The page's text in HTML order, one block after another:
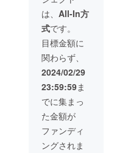
4.5
A301
寸、形
や生地
選びな
ど相談
をさせ
て頂き
ます。
ブ
ティッ
クjune
アトリ
エ住所
〒761-
0104 香
川県高
は、 All-In方
式です。
目標金額に
関わらず、
2024/02/29
23:59:59ま
でに集まっ
た金額が
ファンディ
ングされま